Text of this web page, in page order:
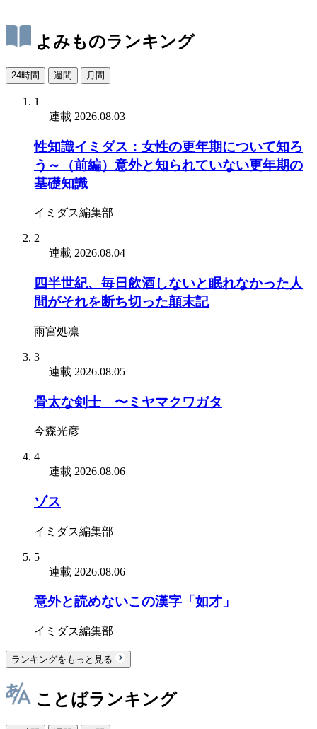
よみものランキング
24時間 週間 月間
1
連載 2026.08.03
性知識イミダス：女性の更年期について知ろ
う～（前編）意外と知られていない更年期の
基礎知識
イミダス編集部
2
連載 2026.08.04
四半世紀、毎日飲酒しないと眠れなかった人
間がそれを断ち切った顛末記
雨宮処凛
3
連載 2026.08.05
骨太な剣士 〜ミヤマクワガタ
今森光彦
4
連載 2026.08.06
ゾス
イミダス編集部
5
連載 2026.08.06
意外と読めないこの漢字「如才」
イミダス編集部
ランキングをもっと見る
ことばランキング